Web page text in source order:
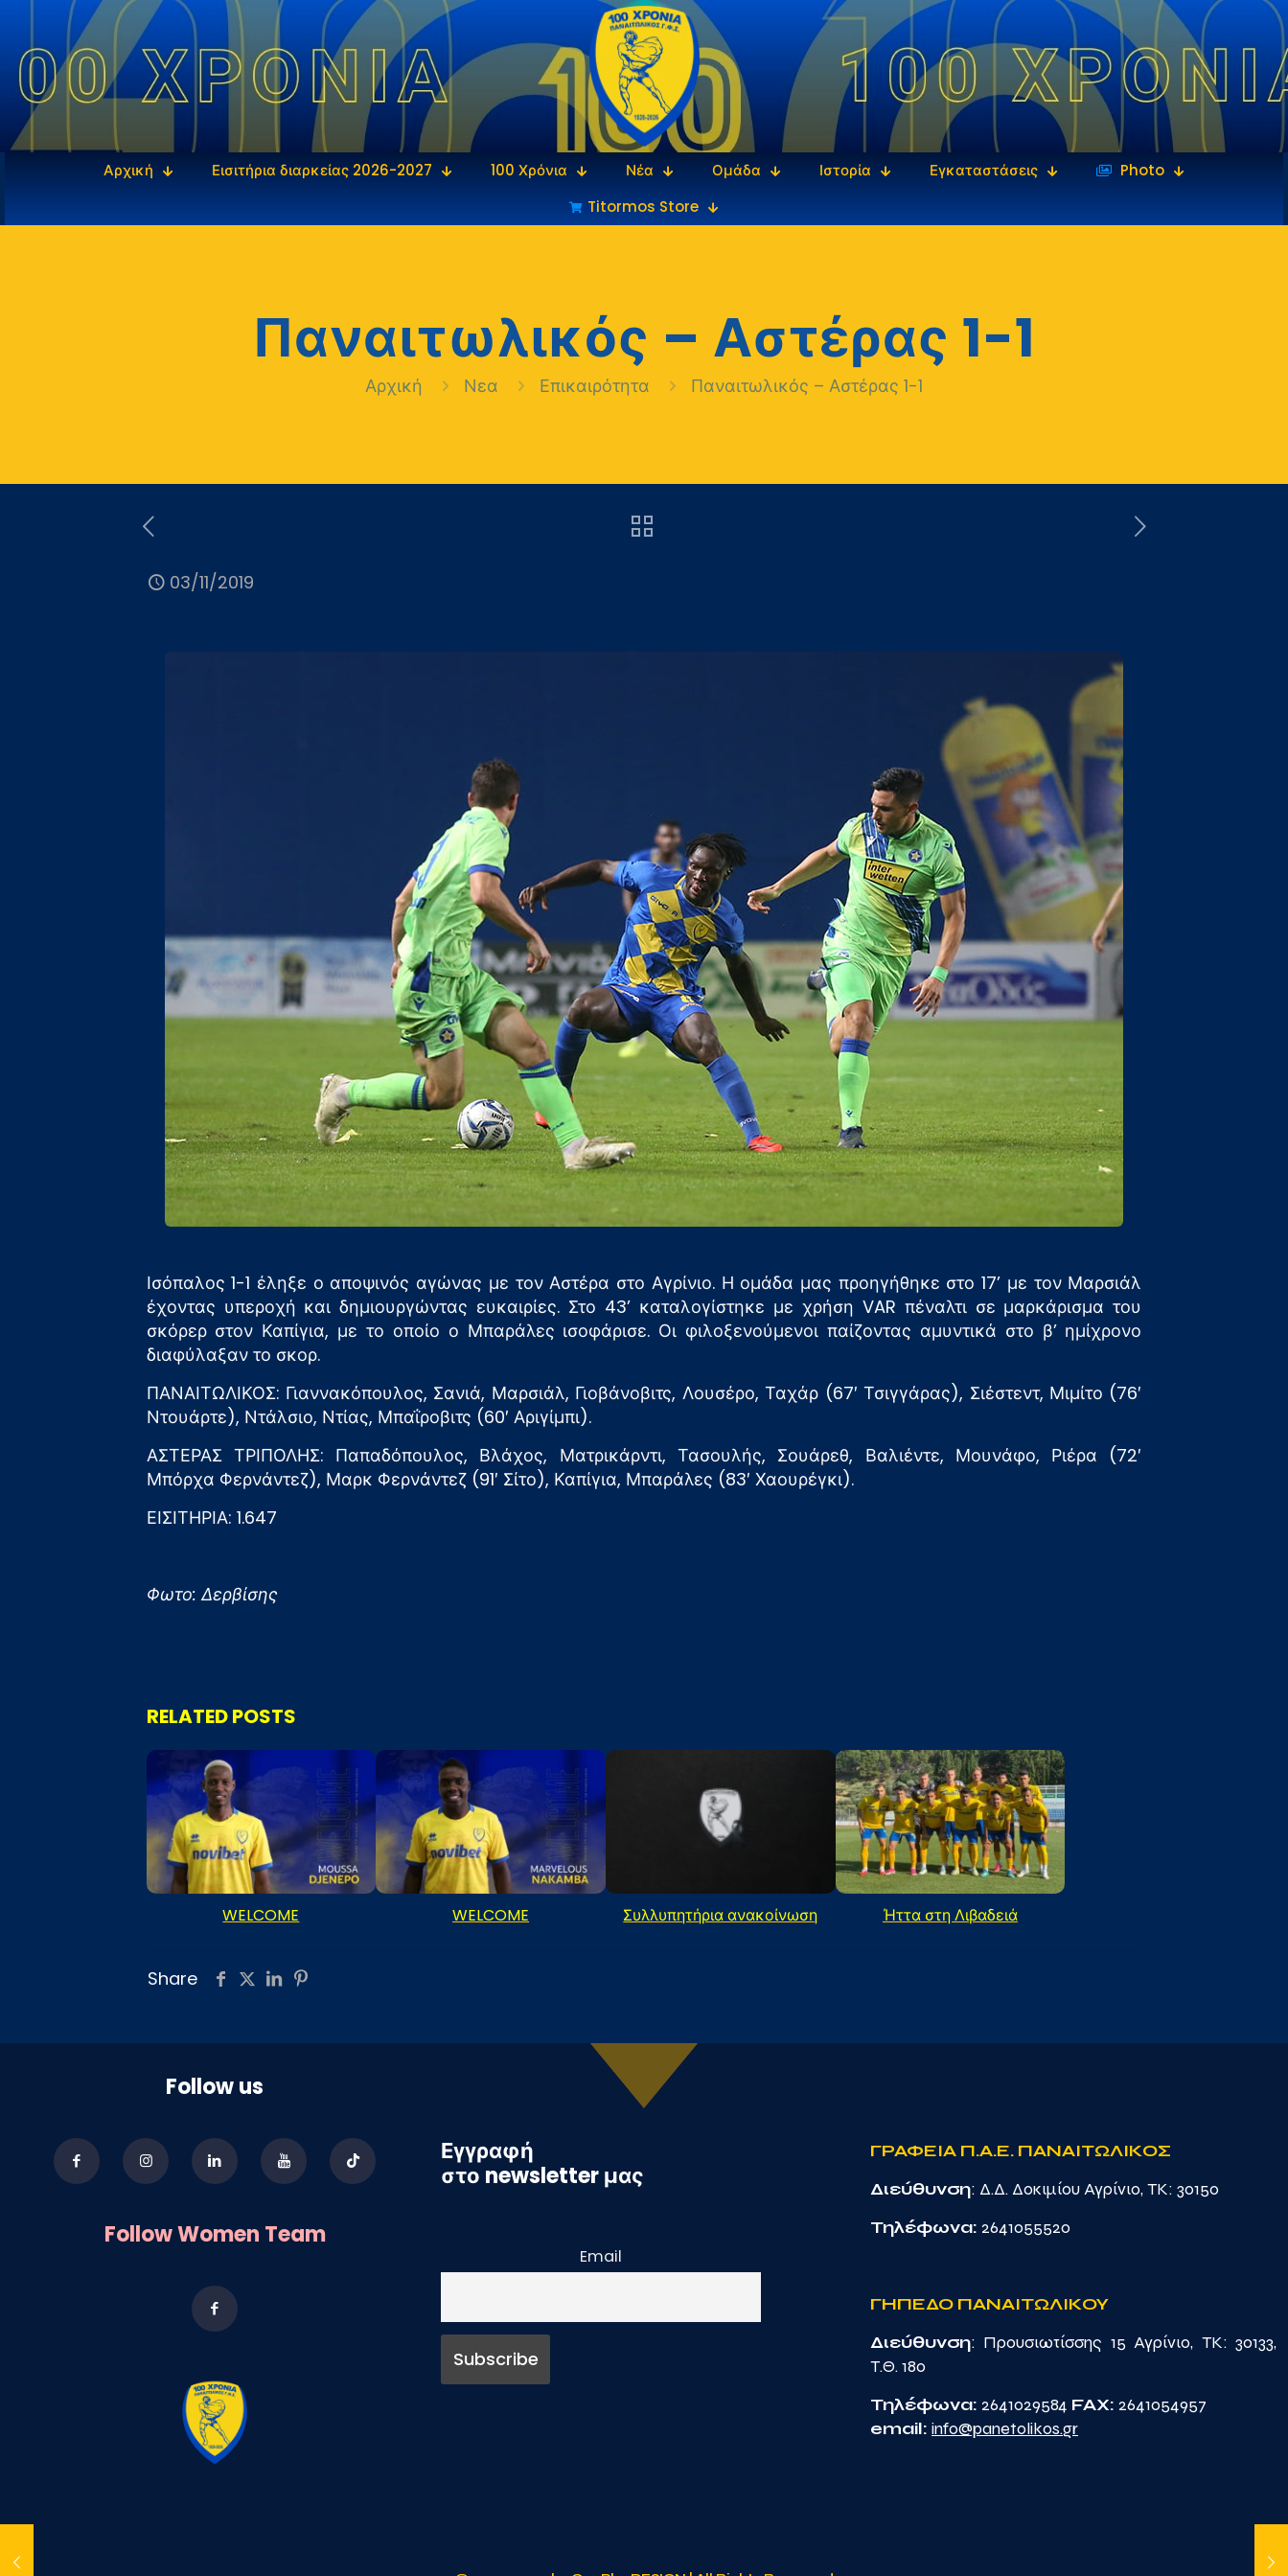
Αρχική Εισιτήρια διαρκείας 2026-2027 100 Χρόνια Νέα Ομάδα Ιστορία Εγκαταστάσεις
‎‏‏‎ ‎Photo
Titormos Store
Παναιτωλικός – Αστέρας 1-1
Αρχική Νεα Επικαιρότητα Παναιτωλικός – Αστέρας 1-1
03/11/2019
Ισόπαλος 1-1 έληξε ο αποψινός αγώνας με τον Αστέρα στο Αγρίνιο. Η ομάδα μας προηγήθηκε στο 17’ με τον Μαρσιάλ
έχοντας υπεροχή και δημιουργώντας ευκαιρίες. Στο 43’ καταλογίστηκε με χρήση VAR πέναλτι σε μαρκάρισμα του
σκόρερ στον Καπίγια, με το οποίο ο Μπαράλες ισοφάρισε. Οι φιλοξενούμενοι παίζοντας αμυντικά στο β’ ημίχρονο
διαφύλαξαν το σκορ.
ΠΑΝΑΙΤΩΛΙΚΟΣ: Γιαννακόπουλος, Σανιά, Μαρσιάλ, Γιοβάνοβιτς, Λουσέρο, Ταχάρ (67′ Τσιγγάρας), Σιέστεντ, Μιμίτο (76′
Ντουάρτε), Ντάλσιο, Ντίας, Μπαΐροβιτς (60′ Αριγίμπι).
ΑΣΤΕΡΑΣ ΤΡΙΠΟΛΗΣ: Παπαδόπουλος, Βλάχος, Ματρικάρντι, Τασουλής, Σουάρεθ, Βαλιέντε, Μουνάφο, Ριέρα (72′
Μπόρχα Φερνάντεζ), Μαρκ Φερνάντεζ (91′ Σίτο), Καπίγια, Μπαράλες (83′ Χαουρέγκι).
ΕΙΣΙΤΗΡΙΑ: 1.647
Φωτο: Δερβίσης
RELATED POSTS
WELCOME WELCOME Συλλυπητήρια ανακοίνωση Ήττα στη Λιβαδειά
Share
Follow us
Follow Women Team
Εγγραφή
στο newsletter μας
Email
ΓΡΑΦΕΙΑ Π.Α.Ε. ΠΑΝΑΙΤΩΛΙΚΟΣ
Διεύθυνση: Δ.Δ. Δοκιμίου Αγρίνιο, TK: 30150
Τηλέφωνα: 2641055520
ΓΗΠΕΔΟ ΠΑΝΑΙΤΩΛΙΚΟΥ
Διεύθυνση: Προυσιωτίσσης 15 Αγρίνιο, TK: 30133,
Τ.Θ. 180
Τηλέφωνα: 2641029584 FAX: 2641054957
email: info@panetolikos.gr